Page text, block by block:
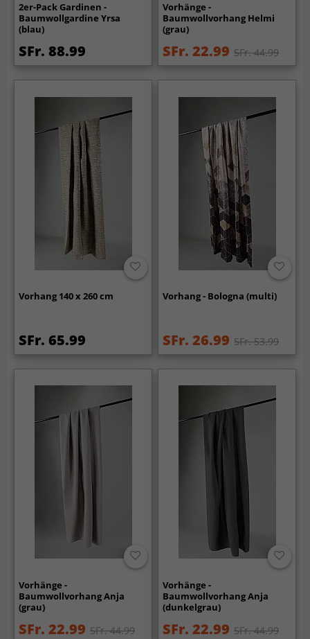
2er-Pack Gardinen -
Baumwollgardine Yrsa
(blau)
SFr. 88.99
Vorhänge -
Baumwollvorhang Helmi
(grau)
SFr. 22.99 SFr. 44.99
Vorhang 140 x 260 cm
SFr. 65.99
Vorhang - Bologna (multi)
SFr. 26.99 SFr. 53.99
Vorhänge -
Baumwollvorhang Anja
(grau)
SFr. 22.99 SFr. 44.99
Vorhänge -
Baumwollvorhang Anja
(dunkelgrau)
SFr. 22.99 SFr. 44.99